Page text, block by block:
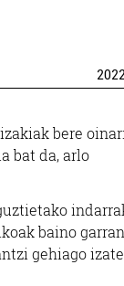
2022
bere
bat da, arlo
baino
gehiago